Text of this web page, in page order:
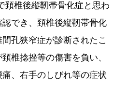
頚椎後縦靭帯骨化症と思わ
でき、頚椎後縦靭帯骨化
孔狭窄症が診断されたこ
椎捻挫等の傷害を負い、
、右手のしびれ等の症状